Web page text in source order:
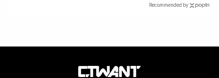
Recommended by